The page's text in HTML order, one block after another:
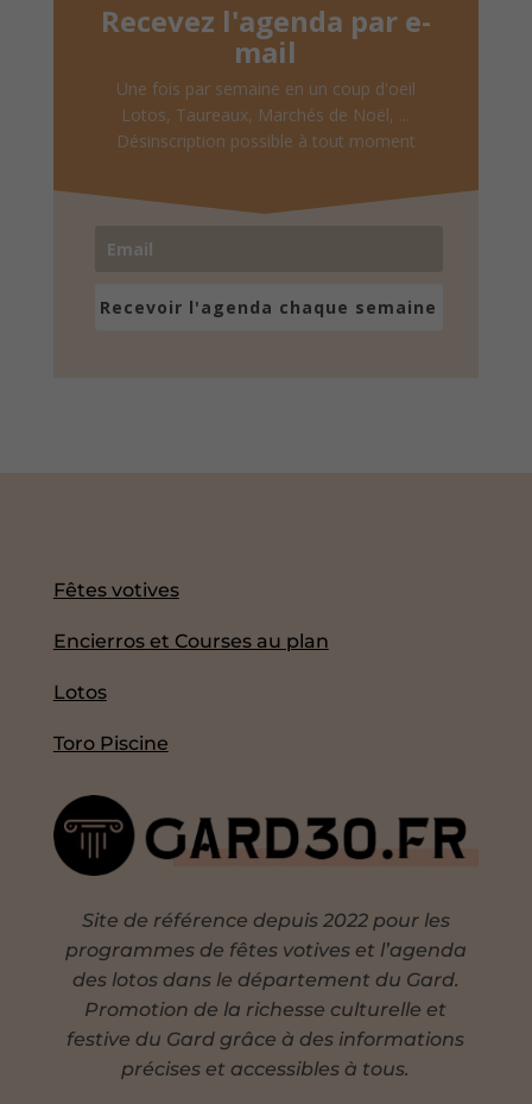
Recevez l'agenda par e-
mail
Une fois par semaine en un coup d'oeil
Lotos, Taureaux, Marchés de Noël, ...
Désinscription possible à tout moment
Recevoir l'agenda chaque semaine
Fêtes votives
Encierros et Courses au plan
Lotos
Toro Piscine
Site de référence depuis 2022 pour les
programmes de fêtes votives et l’agenda
des lotos dans le département du Gard.
Promotion de la richesse culturelle et
festive du Gard grâce à des informations
précises et accessibles à tous.